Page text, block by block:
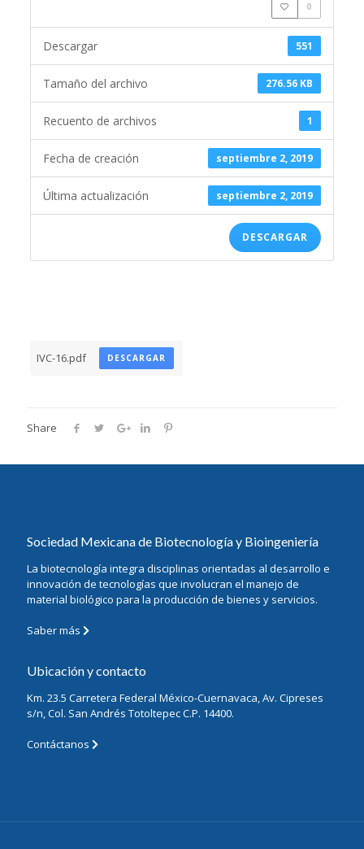
0
551
Descargar
276.56 KB
Tamaño del archivo
1
Recuento de archivos
septiembre 2, 2019
Fecha de creación
septiembre 2, 2019
Última actualización
DESCARGAR
IVC-16.pdf DESCARGAR
Share
Sociedad Mexicana de Biotecnología y Bioingeniería
La biotecnología integra disciplinas orientadas al desarrollo e
innovación de tecnologías que involucran el manejo de
material biológico para la producción de bienes y servicios.
Saber más
Ubicación y contacto
Km. 23.5 Carretera Federal México-Cuernavaca, Av. Cipreses
s/n, Col. San Andrés Totoltepec C.P. 14400.
Contáctanos